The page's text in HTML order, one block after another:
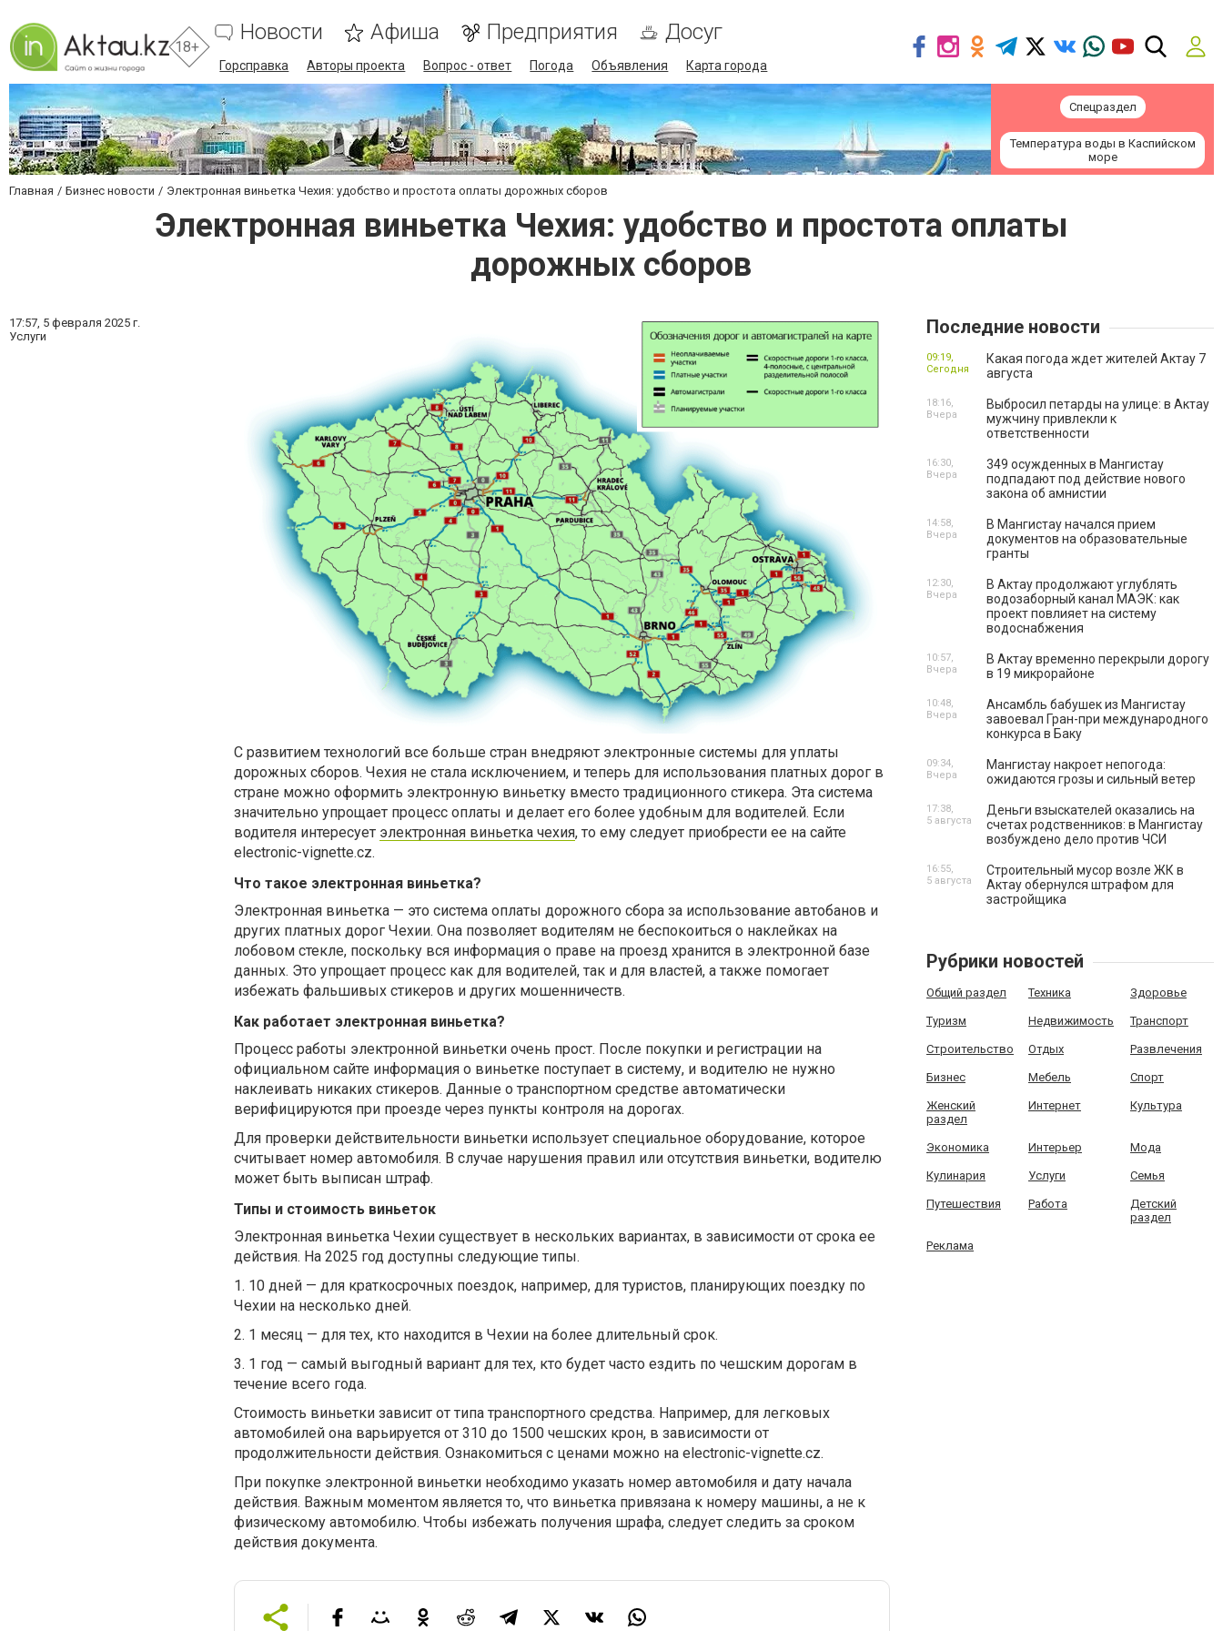
18+
Новости Афиша Предприятия Досуг
Горсправка Авторы проекта Вопрос - ответ Погода Объявления Карта города
Спецраздел
Температура воды в Каспийском
море
Главная Бизнес новости Электронная виньетка Чехия: удобство и простота оплаты дорожных сборов
Электронная виньетка Чехия: удобство и простота оплаты
дорожных сборов
17:57, 5 февраля 2025 г.
Услуги
С развитием технологий все больше стран внедряют электронные системы для уплаты
дорожных сборов. Чехия не стала исключением, и теперь для использования платных дорог в
стране можно оформить электронную виньетку вместо традиционного стикера. Эта система
значительно упрощает процесс оплаты и делает его более удобным для водителей. Если
водителя интересует электронная виньетка чехия, то ему следует приобрести ее на сайте
electronic-vignette.cz.
Что такое электронная виньетка?
Электронная виньетка — это система оплаты дорожного сбора за использование автобанов и
других платных дорог Чехии. Она позволяет водителям не беспокоиться о наклейках на
лобовом стекле, поскольку вся информация о праве на проезд хранится в электронной базе
данных. Это упрощает процесс как для водителей, так и для властей, а также помогает
избежать фальшивых стикеров и других мошенничеств.
Как работает электронная виньетка?
Процесс работы электронной виньетки очень прост. После покупки и регистрации на
официальном сайте информация о виньетке поступает в систему, и водителю не нужно
наклеивать никаких стикеров. Данные о транспортном средстве автоматически
верифицируются при проезде через пункты контроля на дорогах.
Для проверки действительности виньетки использует специальное оборудование, которое
считывает номер автомобиля. В случае нарушения правил или отсутствия виньетки, водителю
может быть выписан штраф.
Типы и стоимость виньеток
Электронная виньетка Чехии существует в нескольких вариантах, в зависимости от срока ее
действия. На 2025 год доступны следующие типы.
1. 10 дней — для краткосрочных поездок, например, для туристов, планирующих поездку по
Чехии на несколько дней.
2. 1 месяц — для тех, кто находится в Чехии на более длительный срок.
3. 1 год — самый выгодный вариант для тех, кто будет часто ездить по чешским дорогам в
течение всего года.
Стоимость виньетки зависит от типа транспортного средства. Например, для легковых
автомобилей она варьируется от 310 до 1500 чешских крон, в зависимости от
продолжительности действия. Ознакомиться с ценами можно на electronic-vignette.cz.
При покупке электронной виньетки необходимо указать номер автомобиля и дату начала
действия. Важным моментом является то, что виньетка привязана к номеру машины, а не к
физическому автомобилю. Чтобы избежать получения шрафа, следует следить за сроком
действия документа.
Последние новости
Какая погода ждет жителей Актау 7
августа
09:19,
Сегодня
Выбросил петарды на улице: в Актау
мужчину привлекли к
ответственности
18:16,
Вчера
349 осужденных в Мангистау
подпадают под действие нового
закона об амнистии
16:30,
Вчера
В Мангистау начался прием
документов на образовательные
гранты
14:58,
Вчера
В Актау продолжают углублять
водозаборный канал МАЭК: как
проект повлияет на систему
водоснабжения
12:30,
Вчера
В Актау временно перекрыли дорогу
в 19 микрорайоне
10:57,
Вчера
Ансамбль бабушек из Мангистау
завоевал Гран-при международного
конкурса в Баку
10:48,
Вчера
Мангистау накроет непогода:
ожидаются грозы и сильный ветер
09:34,
Вчера
Деньги взыскателей оказались на
счетах родственников: в Мангистау
возбуждено дело против ЧСИ
17:38,
5 августа
Строительный мусор возле ЖК в
Актау обернулся штрафом для
застройщика
16:55,
5 августа
Рубрики новостей
Общий раздел Техника Здоровье
Туризм Недвижимость Транспорт
Строительство Отдых Развлечения
Бизнес Мебель Спорт
Женский
раздел
Интернет Культура
Экономика Интерьер Мода
Кулинария Услуги Семья
Путешествия Работа
Детский
раздел
Реклама